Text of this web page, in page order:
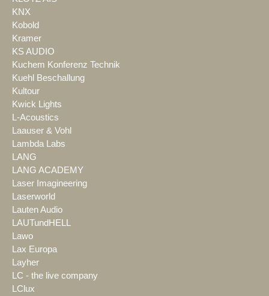
KNX
Kobold
Kramer
KS AUDIO
Kuchem Konferenz Technik
Kuehl Beschallung
Kultour
Kwick Lights
L-Acoustics
Laauser & Vohl
Lambda Labs
LANG
LANG ACADEMY
Laser Imagineering
Laserworld
Lauten Audio
LAUTundHELL
Lawo
Lax Europa
Layher
LC - the live company
LClux